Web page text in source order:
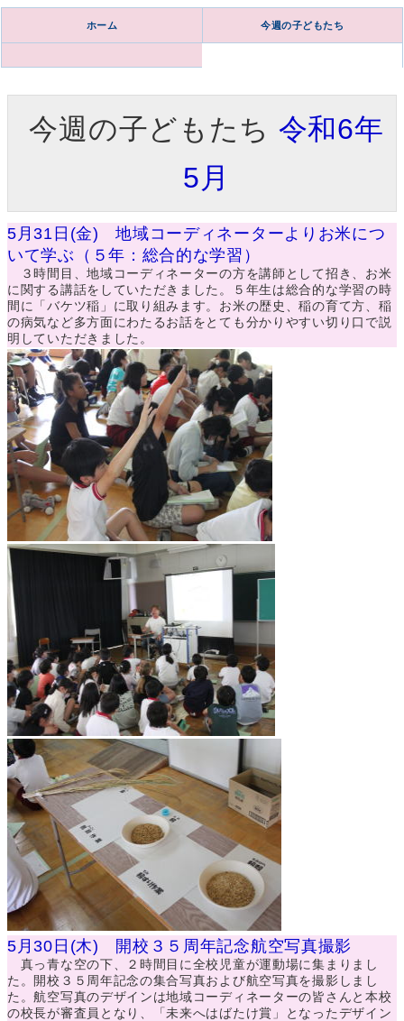
ホーム 今週の子どもたち
今週の子どもたち 令和6年
5月
5月31日(金) 地域コーディネーターよりお米につ
いて学ぶ（５年：総合的な学習）
３時間目、地域コーディネーターの方を講師として招き、お米
に関する講話をしていただきました。５年生は総合的な学習の時
間に「バケツ稲」に取り組みます。お米の歴史、稲の育て方、稲
の病気など多方面にわたるお話をとても分かりやすい切り口で説
明していただきました。
5月30日(木) 開校３５周年記念航空写真撮影
真っ青な空の下、２時間目に全校児童が運動場に集まりまし
た。開校３５周年記念の集合写真および航空写真を撮影しまし
た。航空写真のデザインは地域コーディネーターの皆さんと本校
の校長が審査員となり、「未来へはばたけ賞」となったデザイン